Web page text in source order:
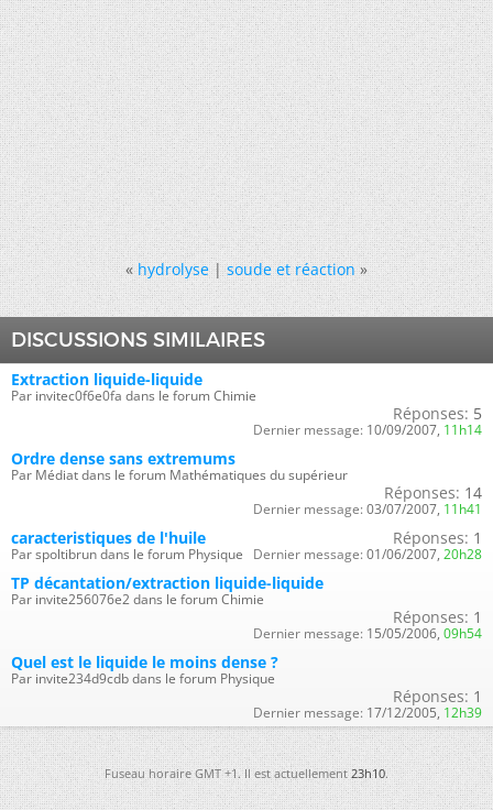
« hydrolyse|soude et réaction »
DISCUSSIONS SIMILAIRES
Extraction liquide-liquide
Par invitec0f6e0fa dans le forum Chimie
Réponses: 5
Dernier message: 10/09/2007, 11h14
Ordre dense sans extremums
Par Médiat dans le forum Mathématiques du supérieur
Réponses: 14
Dernier message: 03/07/2007, 11h41
caracteristiques de l'huile
Par spoltibrun dans le forum Physique
Réponses: 1
Dernier message: 01/06/2007, 20h28
TP décantation/extraction liquide-liquide
Par invite256076e2 dans le forum Chimie
Réponses: 1
Dernier message: 15/05/2006, 09h54
Quel est le liquide le moins dense ?
Par invite234d9cdb dans le forum Physique
Réponses: 1
Dernier message: 17/12/2005, 12h39
Fuseau horaire GMT +1. Il est actuellement 23h10.